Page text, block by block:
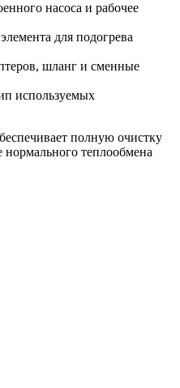
насоса и рабочее
для подогрева
шланг и сменные
используемых
полную очистку
нормального теплообмена